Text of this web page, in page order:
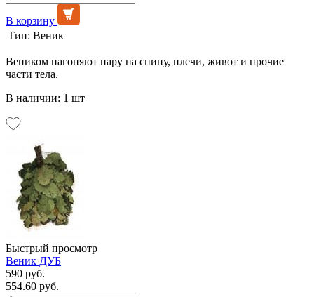
В корзину
Тип: Веник
Веником нагоняют пару на спину, плечи, живот и прочие
части тела.
В наличии: 1 шт
Быстрый просмотр
Веник ДУБ
590 руб.
554.60 руб.